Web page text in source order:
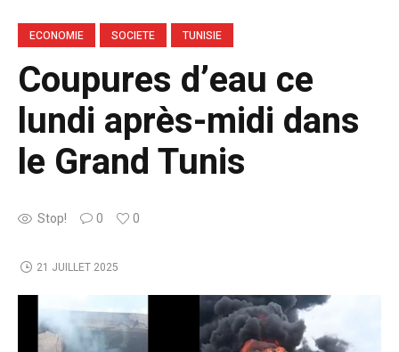
ECONOMIE SOCIETE TUNISIE
Coupures d’eau ce
lundi après-midi dans
le Grand Tunis
Stop! 0 0
21 JUILLET 2025